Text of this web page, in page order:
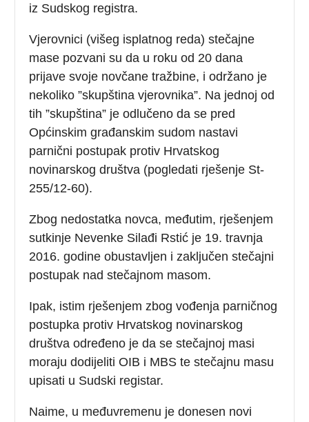
iz Sudskog registra.
Vjerovnici (višeg isplatnog reda) stečajne
mase pozvani su da u roku od 20 dana
prijave svoje novčane tražbine, i održano je
nekoliko ”skupština vjerovnika”. Na jednoj od
tih ”skupština” je odlučeno da se pred
Općinskim građanskim sudom nastavi
parnični postupak protiv Hrvatskog
novinarskog društva (pogledati rješenje St-
255/12-60).
Zbog nedostatka novca, međutim, rješenjem
sutkinje Nevenke Silađi Rstić je 19. travnja
2016. godine obustavljen i zaključen stečajni
postupak nad stečajnom masom.
Ipak, istim rješenjem zbog vođenja parničnog
postupka protiv Hrvatskog novinarskog
društva određeno je da se stečajnoj masi
moraju dodijeliti OIB i MBS te stečajnu masu
upisati u Sudski registar.
Naime, u međuvremenu je donesen novi